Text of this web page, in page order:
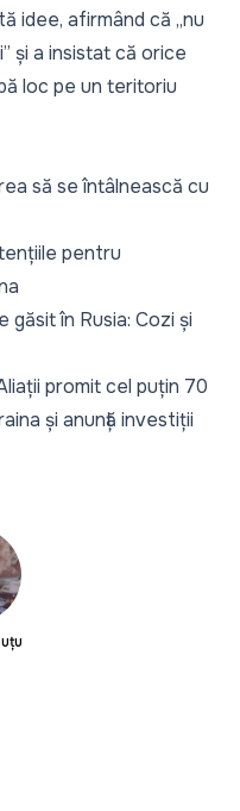
idee, afirmând că „nu
” și a insistat că orice
loc pe un teritoriu
să se întâlnească cu
pentru
în Rusia: Cozi și
promit cel puțin 70
și anunță investiții